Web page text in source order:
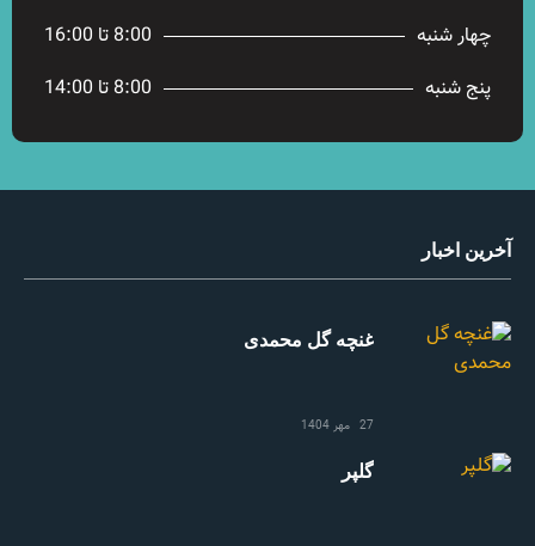
چهار شنبه
8:00 تا 16:00
پنج شنبه
8:00 تا 14:00
آخرین اخبار
غنچه گل محمدی
27 مهر 1404
گلپر